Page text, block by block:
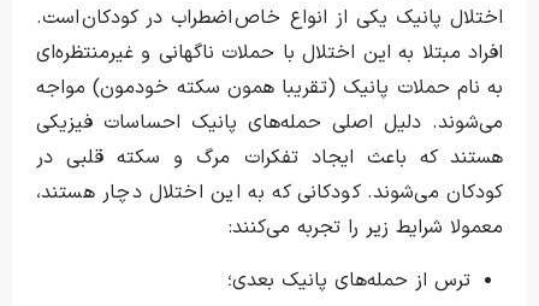
اختلال پانیک یکی از انواع خاص اضطراب در کودکان است.
افراد مبتلا به این اختلال با حملات ناگهانی و غیرمنتظره‌ای
به نام حملات پانیک (تقریبا همون سکته خودمون) مواجه
می‌شوند. دلیل اصلی حمله‌های پانیک احساسات فیزیکی
هستند که باعث ایجاد تفکرات مرگ و سکته قلبی در
کودکان می‌شوند. کودکانی که به این اختلال دچار هستند،
معمولا شرایط زیر را تجربه می‌کنند:
ترس از حمله‌های پانیک بعدی؛